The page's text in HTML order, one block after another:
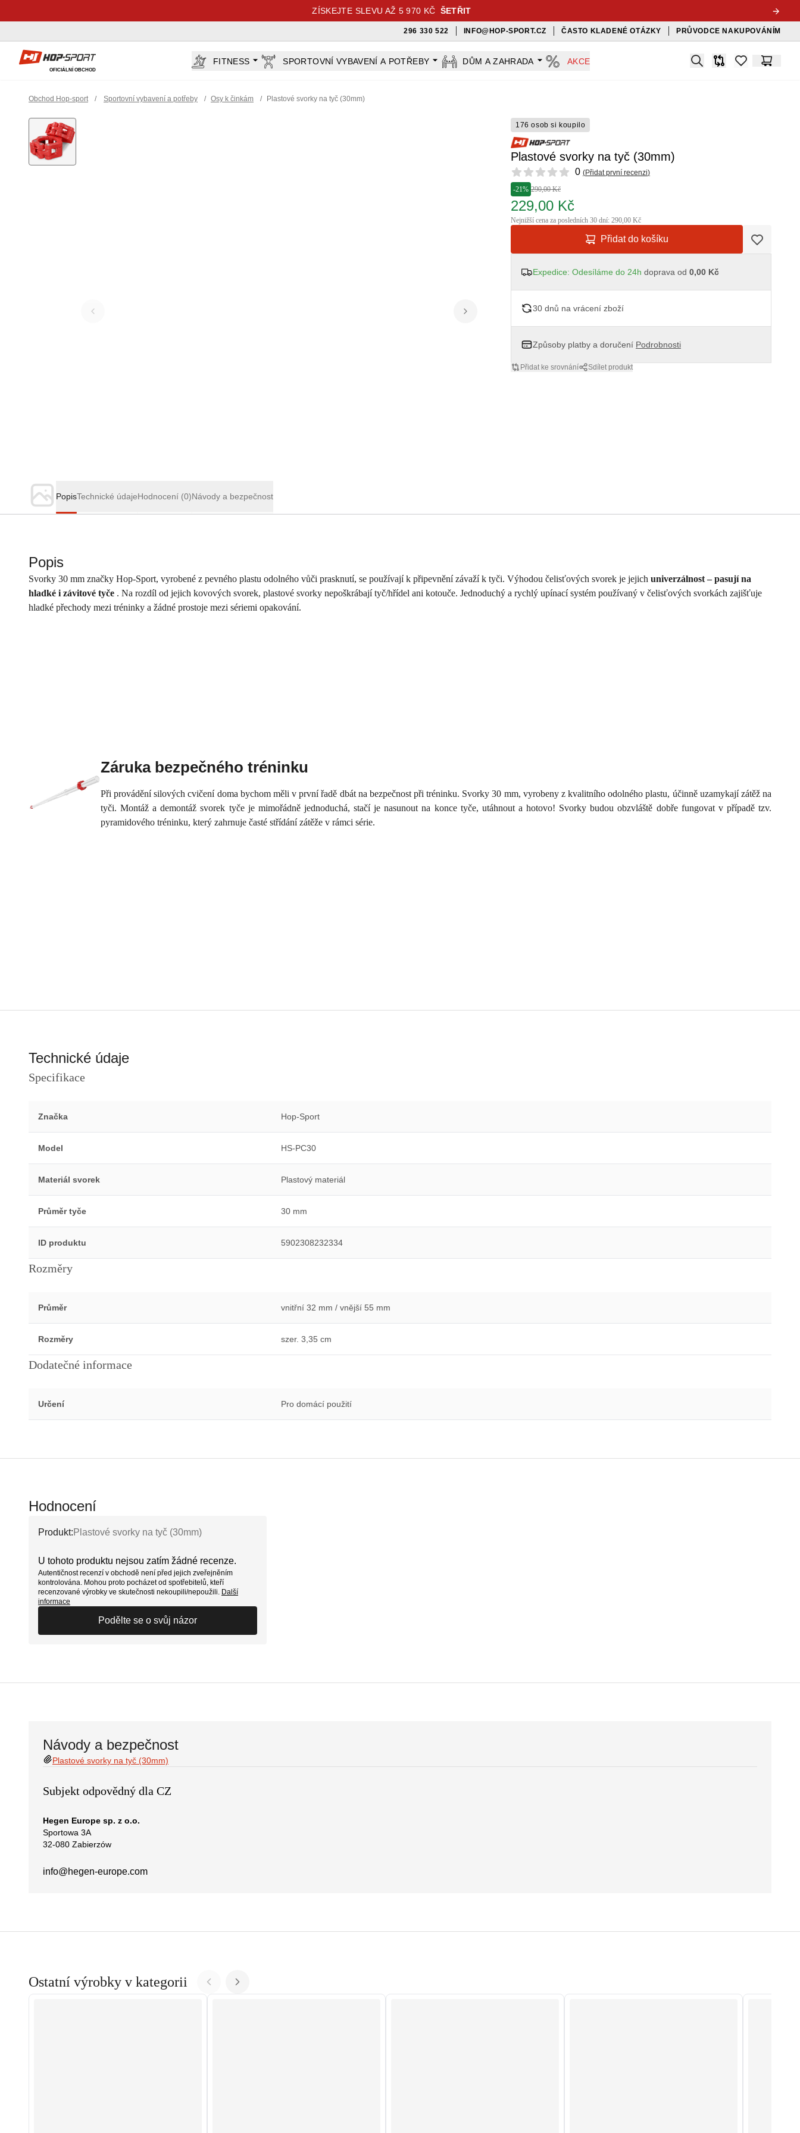
ZÍSKEJTE SLEVU AŽ 5 970 KČ ŠETŘIT
296 330 522 INFO@HOP-SPORT.CZ ČASTO KLADENÉ OTÁZKY PRŮVODCE NAKUPOVÁNÍM
Hop-Sport.cz
OFICIÁLNÍ OBCHOD
FITNESS SPORTOVNÍ VYBAVENÍ A POTŘEBY DŮM A ZAHRADA AKCE Search
Srovnávačitems inKošík
Obchod Hop-sport / Sportovní vybavení a potřeby / Osy k činkám / Plastové svorky na tyč (30mm)
176 osob si koupilo
Plastové svorky na tyč (30mm)
Reviews 0 (Přidat první recenzi)
-21% 290,00 Kč
229,00 Kč
Nejnižší cena za posledních 30 dní: 290,00 Kč
Přidat do košíku
Expedice: Odesíláme do 24h doprava od 0,00 Kč
30 dnů na vrácení zboží
Způsoby platby a doručení Podrobnosti
Přidat ke srovnání Sdílet produkt
PopisTechnické údajeHodnocení (0)Návody a bezpečnost
Popis
Svorky 30 mm značky Hop-Sport, vyrobené z pevného plastu odolného vůči prasknutí, se používají k připevnění závaží k tyči. Výhodou čelisťových svorek je jejich univerzálnost – pasují na
hladké i závitové tyče . Na rozdíl od jejich kovových svorek, plastové svorky nepoškrábají tyč/hřídel ani kotouče. Jednoduchý a rychlý upínací systém používaný v čelisťových svorkách zajišťuje
hladké přechody mezi tréninky a žádné prostoje mezi sériemi opakování.
Záruka bezpečného tréninku
Při provádění silových cvičení doma bychom měli v první řadě dbát na bezpečnost při tréninku. Svorky 30 mm, vyrobeny z kvalitního odolného plastu, účinně uzamykají zátěž na
tyči. Montáž a demontáž svorek tyče je mimořádně jednoduchá, stačí je nasunout na konce tyče, utáhnout a hotovo! Svorky budou obzvláště dobře fungovat v případě tzv.
pyramidového tréninku, který zahrnuje časté střídání zátěže v rámci série.
Technické údaje
Specifikace
Značka Hop-Sport
Model HS-PC30
Materiál svorek Plastový materiál
Průměr tyče 30 mm
ID produktu 5902308232334
Rozměry
Průměr vnitřní 32 mm / vnější 55 mm
Rozměry szer. 3,35 cm
Dodatečné informace
Určení Pro domácí použití
Hodnocení
Produkt: Plastové svorky na tyč (30mm)
U tohoto produktu nejsou zatím žádné recenze.
Autentičnost recenzí v obchodě není před jejich zveřejněním
kontrolována. Mohou proto pocházet od spotřebitelů, kteří
recenzované výrobky ve skutečnosti nekoupili/nepoužili. Další
informace
Podělte se o svůj názor
Návody a bezpečnost
Plastové svorky na tyč (30mm)
Subjekt odpovědný dla CZ
Hegen Europe sp. z o.o.
Sportowa 3A
32-080 Zabierzów
info@hegen-europe.com
Ostatní výrobky v kategorii